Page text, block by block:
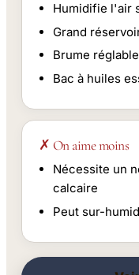
Humidifie l'air
Grand
Brume
Bac à huiles
✗ On aime moins
Nécessite un
calcaire
Peut sur-